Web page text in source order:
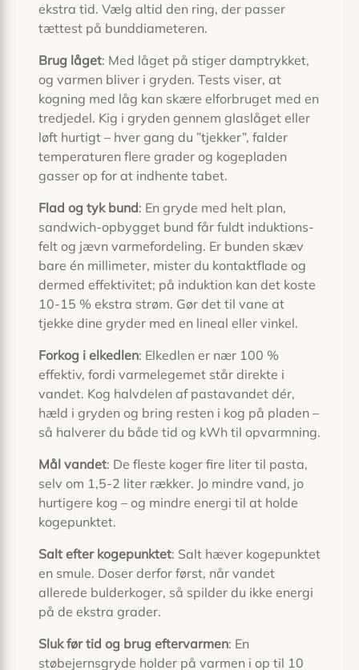
ekstra tid. Vælg altid den ring, der passer
tættest på bunddiameteren.
Brug låget: Med låget på stiger damptrykket,
og varmen bliver i gryden. Tests viser, at
kogning med låg kan skære elforbruget med en
tredjedel. Kig i gryden gennem glaslåget eller
løft hurtigt – hver gang du ”tjekker”, falder
temperaturen flere grader og kogepladen
gasser op for at indhente tabet.
Flad og tyk bund: En gryde med helt plan,
sandwich­-opbygget bund får fuldt induktions­
felt og jævn varmefordeling. Er bunden skæv
bare én millimeter, mister du kontaktflade og
dermed effektivitet; på induktion kan det koste
10-15 % ekstra strøm. Gør det til vane at
tjekke dine gryder med en lineal eller vinkel.
For­kog i elkedlen: Elkedlen er nær 100 %
effektiv, fordi varmelegemet står direkte i
vandet. Kog halvdelen af pasta­vandet dér,
hæld i gryden og bring resten i kog på pladen –
så halverer du både tid og kWh til opvarmning.
Mål vandet: De fleste koger fire liter til pasta,
selv om 1,5-2 liter rækker. Jo mindre vand, jo
hurtigere kog – og mindre energi til at holde
kogepunktet.
Salt efter kogepunktet: Salt hæver kogepunktet
en smule. Doser derfor først, når vandet
allerede bulderkoger, så spilder du ikke energi
på de ekstra grader.
Sluk før tid og brug eftervarmen: En
støbejernsgryde holder på varmen i op til 10